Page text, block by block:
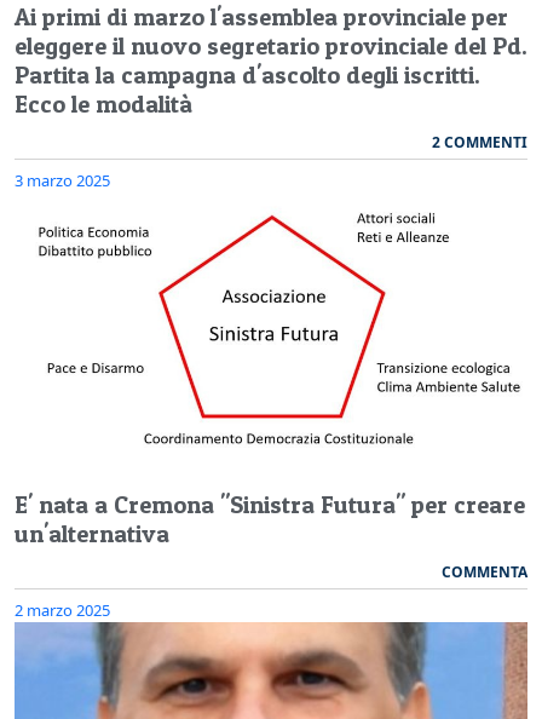
Ai primi di marzo l'assemblea provinciale per
eleggere il nuovo segretario provinciale del Pd.
Partita la campagna d'ascolto degli iscritti.
Ecco le modalità
2 COMMENTI
3 marzo 2025
E' nata a Cremona "Sinistra Futura" per creare
un'alternativa
COMMENTA
2 marzo 2025